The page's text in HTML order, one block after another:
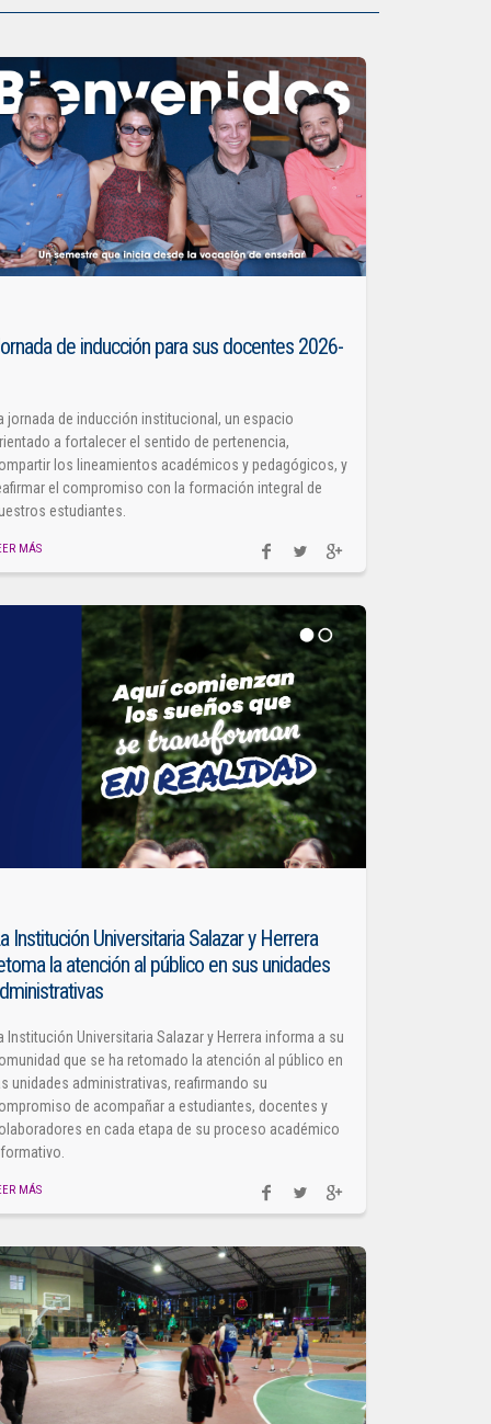
de inducción para sus docentes 2026-
jornada de inducción institucional, un espacio
a fortalecer el sentido de pertenencia,
los lineamientos académicos y pedagógicos, y
el compromiso con la formación integral de
estudiantes.
MÁS
Institución Universitaria Salazar y Herrera
la atención al público en sus unidades
Institución Universitaria Salazar y Herrera informa a su
que se ha retomado la atención al público en
unidades administrativas, reafirmando su
de acompañar a estudiantes, docentes y
en cada etapa de su proceso académico
MÁS